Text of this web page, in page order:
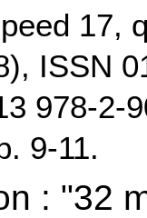
17,
ISSN
978-2-
9-11.
: "32